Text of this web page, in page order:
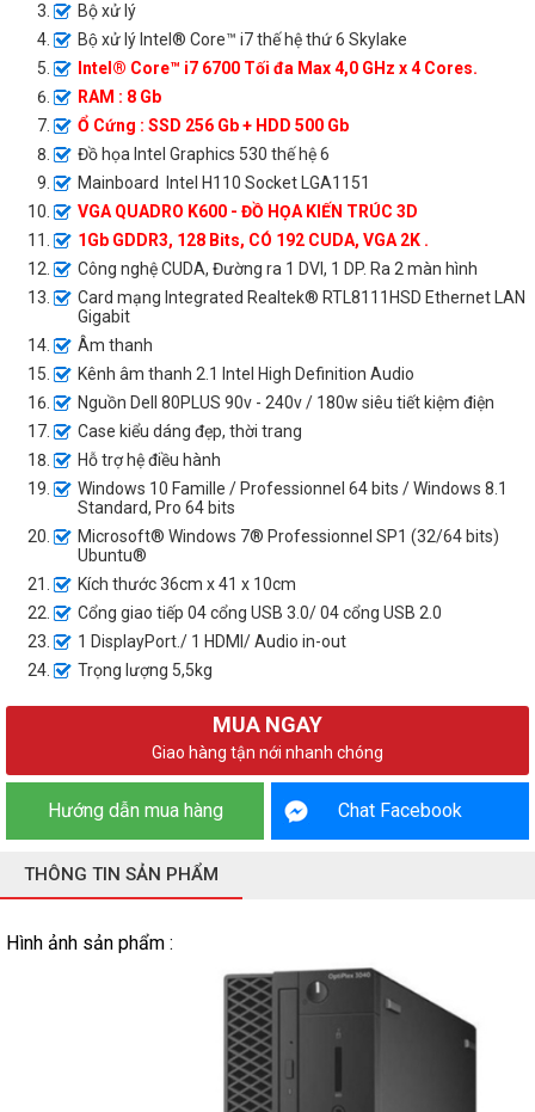
Bộ xử lý
Bộ xử lý Intel® Core™ i7 thế hệ thứ 6 Skylake
Intel® Core™ i7 6700 Tối đa Max 4,0 GHz x 4 Cores.
RAM : 8 Gb
Ổ Cứng : SSD 256 Gb + HDD 500 Gb
Đồ họa Intel Graphics 530 thế hệ 6
Mainboard Intel H110 Socket LGA1151
VGA QUADRO K600 - ĐỒ HỌA KIẾN TRÚC 3D
1Gb GDDR3, 128 Bits, CÓ 192 CUDA, VGA 2K .
Công nghệ CUDA, Đường ra 1 DVI, 1 DP. Ra 2 màn hình
Card mạng Integrated Realtek® RTL8111HSD Ethernet LAN
Gigabit
Âm thanh
Kênh âm thanh 2.1 Intel High Definition Audio
Nguồn Dell 80PLUS 90v - 240v / 180w siêu tiết kiệm điện
Case kiểu dáng đẹp, thời trang
Hỗ trợ hệ điều hành
Windows 10 Famille / Professionnel 64 bits / Windows 8.1
Standard, Pro 64 bits
Microsoft® Windows 7® Professionnel SP1 (32/64 bits)
Ubuntu®
Kích thước 36cm x 41 x 10cm
Cổng giao tiếp 04 cổng USB 3.0/ 04 cổng USB 2.0
1 DisplayPort./ 1 HDMI/ Audio in-out
Trọng lượng 5,5kg
MUA NGAY
Giao hàng tận nới nhanh chóng
Hướng dẫn mua hàng Chat Facebook
THÔNG TIN SẢN PHẨM
Hình ảnh sản phẩm :